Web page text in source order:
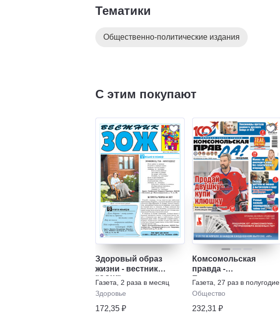
Тематики
Общественно-политические издания
С этим покупают
Здоровый образ
жизни - вестник
"ЗОЖ"
Газета
2 раза в месяц
Здоровье
172,35 ₽
Комсомольская
правда -
Еженедельник с
"Телепрограммой"
Газета
27 раз в полугодие
Общество
232,31 ₽